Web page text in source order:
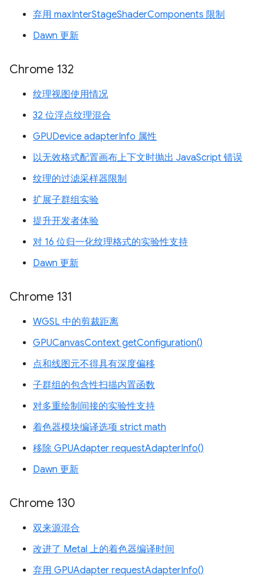
弃用 maxInterStageShaderComponents 限制
Dawn 更新
Chrome 132
纹理视图使用情况
32 位浮点纹理混合
GPUDevice adapterInfo 属性
以无效格式配置画布上下文时抛出 JavaScript 错误
纹理的过滤采样器限制
扩展子群组实验
提升开发者体验
对 16 位归一化纹理格式的实验性支持
Dawn 更新
Chrome 131
WGSL 中的剪裁距离
GPUCanvasContext getConfiguration()
点和线图元不得具有深度偏移
子群组的包含性扫描内置函数
对多重绘制间接的实验性支持
着色器模块编译选项 strict math
移除 GPUAdapter requestAdapterInfo()
Dawn 更新
Chrome 130
双来源混合
改进了 Metal 上的着色器编译时间
弃用 GPUAdapter requestAdapterInfo()